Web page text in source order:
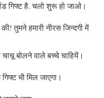
गिफ्ट है. चलो शुरू हो जाओ।
तुमने हमारी नीरस जिन्दगी में
बोलने वाले बच्चे चाहियें।
भी मिल जाएगा।